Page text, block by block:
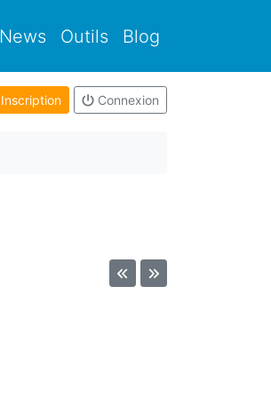
News Outils Blog
Inscription Connexion